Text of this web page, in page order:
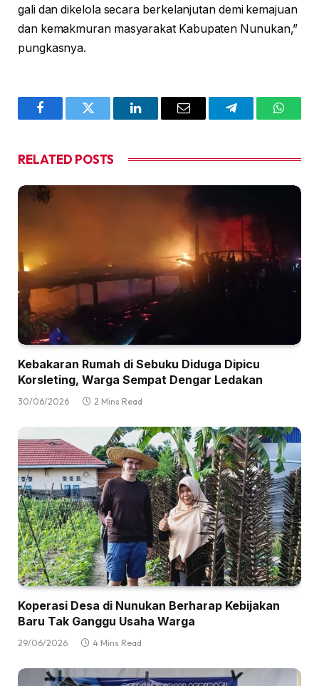
gali dan dikelola secara berkelanjutan demi kemajuan
dan kemakmuran masyarakat Kabupaten Nunukan,”
pungkasnya.
FacebookTwitter LinkedInEmail Telegram
RELATED POSTS
Kebakaran Rumah di Sebuku Diduga Dipicu
Korsleting, Warga Sempat Dengar Ledakan
30/06/2026 2 Mins Read
Koperasi Desa di Nunukan Berharap Kebijakan
Baru Tak Ganggu Usaha Warga
29/06/2026 4 Mins Read